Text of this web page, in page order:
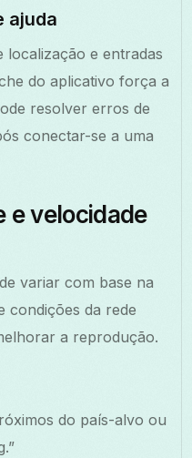
ajuda
localização e entradas
do aplicativo força a
resolver erros de
conectar-se a uma
e velocidade
variar com base na
condições da rede
a reprodução.
do país-alvo ou